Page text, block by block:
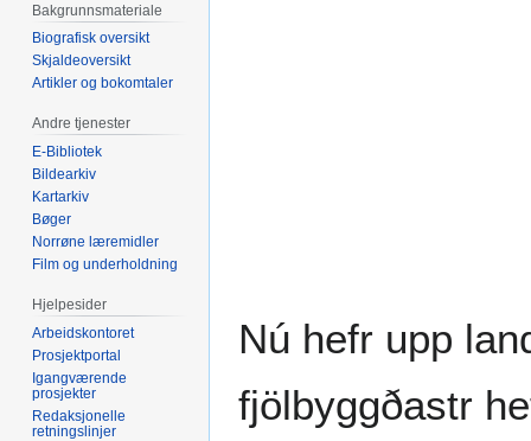
Nú hefr upp
fjölbyggðastr
Bakgrunnsmateriale
Biografisk oversikt
Skjaldeoversikt
Artikler og bokomtaler
Andre tjenester
E-Bibliotek
Bildearkiv
Kartarkiv
Bøger
Norrøne læremidler
Film og underholdning
Hjelpesider
Arbeidskontoret
Prosjektportal
Igangværende
prosjekter
Redaksjonelle
retningslinjer